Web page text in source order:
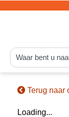
Terug naar
Loading...